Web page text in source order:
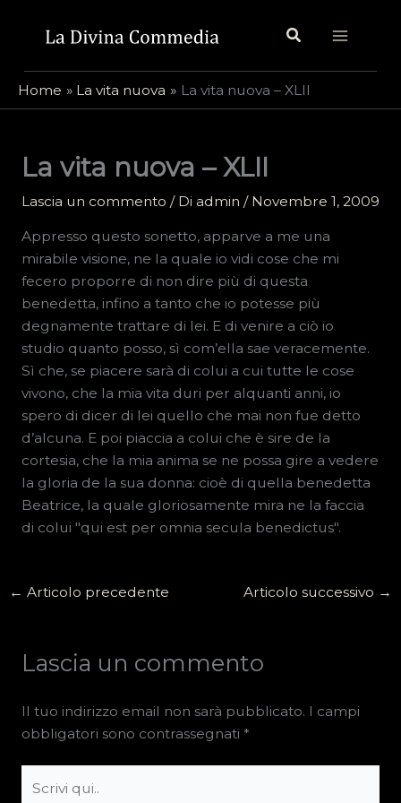
Cerca
Home La vita nuova La vita nuova – XLII
La vita nuova – XLII
Lascia un commento / Di admin / Novembre 1, 2009
Appresso questo sonetto, apparve a me una
mirabile visione, ne la quale io vidi cose che mi
fecero proporre di non dire più di questa
benedetta, infino a tanto che io potesse più
degnamente trattare di lei. E di venire a ciò io
studio quanto posso, sì com’ella sae veracemente.
Sì che, se piacere sarà di colui a cui tutte le cose
vivono, che la mia vita duri per alquanti anni, io
spero di dicer di lei quello che mai non fue detto
d’alcuna. E poi piaccia a colui che è sire de la
cortesia, che la mia anima se ne possa gire a vedere
la gloria de la sua donna: cioè di quella benedetta
Beatrice, la quale gloriosamente mira ne la faccia
di colui "qui est per omnia secula benedictus".
← Articolo precedente Articolo successivo →
Lascia un commento
Il tuo indirizzo email non sarà pubblicato. I campi
obbligatori sono contrassegnati *
qui..